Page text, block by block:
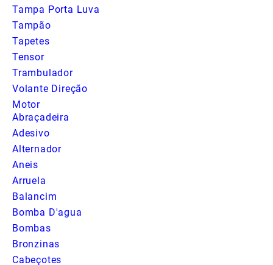
Tampa Porta Luva
Tampão
Tapetes
Tensor
Trambulador
Volante Direção
Motor
Abraçadeira
Adesivo
Alternador
Aneis
Arruela
Balancim
Bomba D'agua
Bombas
Bronzinas
Cabeçotes